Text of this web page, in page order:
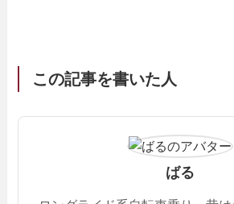
この記事を書いた人
ばる